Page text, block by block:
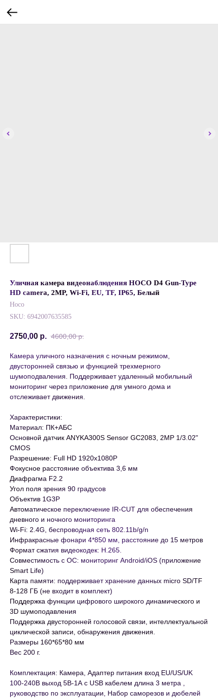
Уличная камера видеонаблюдения HOCO D4 Gun-Type
HD camera, 2MP, Wi-Fi, EU, TF, IP65, Белый
Hoco
SKU: 6942007635585
2750,00 р. 4600,00 р.
Камера уличного назначения с ночным режимом,
двусторонней связью и функцией трехмерного
шумоподваления. Поддерживает удаленный мобильный
мониторинг через приложение для умного дома и
отслеживает движения.
Характеристики:
Материал: ПК+АБС
Основной датчик ANYKA300S Sensor GC2083, 2MP 1/3.02"
CMOS
Разрешение: Full HD 1920x1080P
Фокусное расстояние объектива 3,6 мм
Диафрагма F2.2
Угол поля зрения 90 градусов
Объектив 1G3P
Автоматическое переключение IR-CUT для обеспечения
дневного и ночного мониторинга
Wi-Fi: 2.4G, беспроводная сеть 802.11b/g/n
Инфракрасные фонари 4*850 мм, расстояние до 15 метров
Формат сжатия видеокодек: H.265.
Совместимость с ОС: мониторинг Android/iOS (приложение
Smart Life)
Карта памяти: поддерживает хранение данных micro SD/TF
8-128 ГБ (не входит в комплект)
Поддержка функции цифрового широкого динамического и
3D шумоподавления
Поддержка двусторонней голосовой связи, интеллектуальной
циклической записи, обнаружения движения.
Размеры 160*65*80 мм
Вес 200 г.
Комплектация: Камера, Адаптер питания вход EU/US/UK
100-240В выход 5В-1А с USB кабелем длина 3 метра ,
руководство по эксплуатации, Набор саморезов и дюбелей